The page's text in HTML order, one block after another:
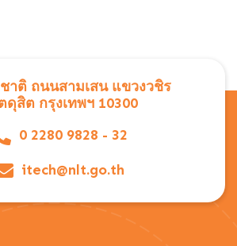
าติ ถนนสามเสน แขวงวชิร
ดุสิต กรุงเทพฯ 10300
0 2280 9828 - 32
itech@nlt.go.th